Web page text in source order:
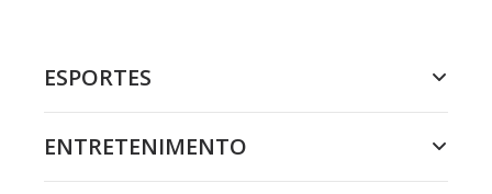
ESPORTES
ENTRETENIMENTO